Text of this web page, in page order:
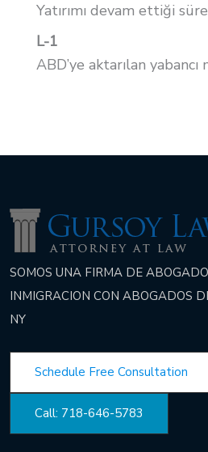
Yatırımı devam ettiği
L-1
ABD’ye aktarılan
SOMOS UNA FIRMA DE
INMIGRACION CON ABOGADOS
NY
Schedule Free Consultation
Call: 718-646-5783